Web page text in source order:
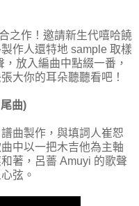
作！邀請新生代嘻哈饒
作人還特地 sample 取樣
放入編曲中點綴一番，
大你的耳朵聽聽看吧！
曲)
曲製作，與填詞人崔恕
中以一把木吉他為主軸
著，呂薔 Amuyi 的歌聲
弦。